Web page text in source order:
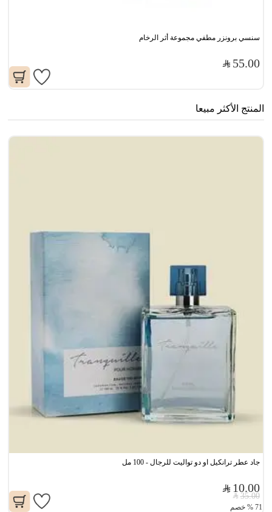
سنسي برونزر مطفي مجموعة أثر الرخام
55.00
المنتج الأكثر مبيعا
جاد عطر ترانكيل او دو تواليت للرجال - 100 مل
10.00
35.00
71
% خصم